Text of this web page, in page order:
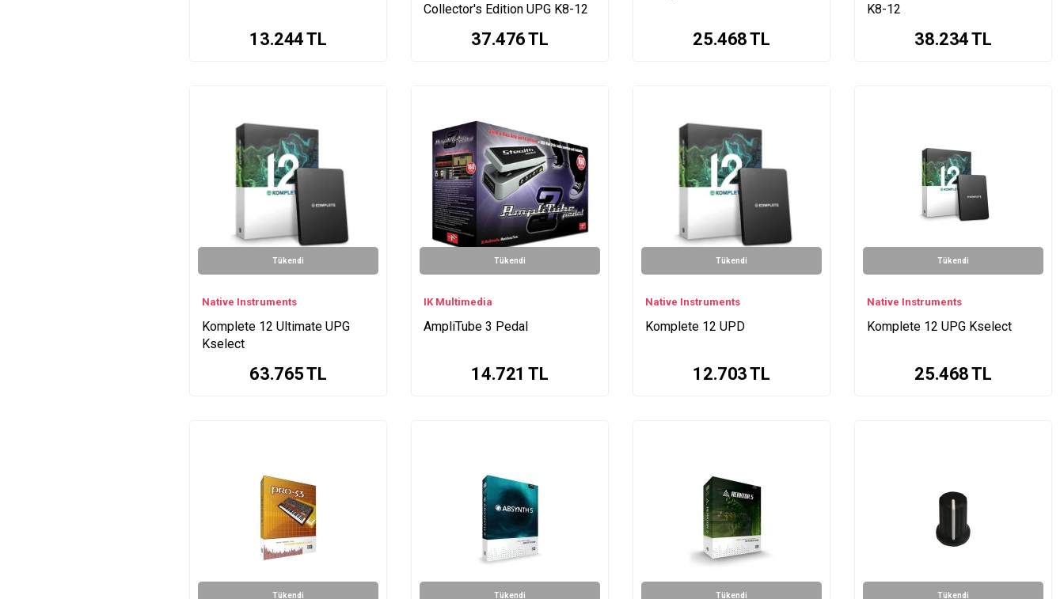
13.244TL
Collector's Edition UPG K8-12
37.476TL 25.468TL
K8-12
38.234TL
Tükendi
Native Instruments
Komplete 12 Ultimate UPG
Kselect
63.765TL
Tükendi
IK Multimedia
AmpliTube 3 Pedal
14.721 TL
Tükendi
Native Instruments
Komplete 12 UPD
12.703TL
Tükendi
Native Instruments
Komplete 12 UPG Kselect
25.468TL
Tükendi Tükendi Tükendi Tükendi